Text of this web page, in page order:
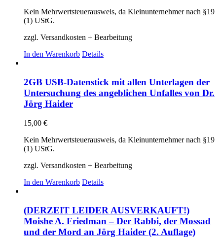
Kein Mehrwertsteuerausweis, da Kleinunternehmer nach §19
(1) UStG.
zzgl. Versandkosten + Bearbeitung
In den Warenkorb Details
2GB USB-Datenstick mit allen Unterlagen der
Untersuchung des angeblichen Unfalles von Dr.
Jörg Haider
15,00 €
Kein Mehrwertsteuerausweis, da Kleinunternehmer nach §19
(1) UStG.
zzgl. Versandkosten + Bearbeitung
In den Warenkorb Details
(DERZEIT LEIDER AUSVERKAUFT!)
Moishe A. Friedman – Der Rabbi, der Mossad
und der Mord an Jörg Haider (2. Auflage)